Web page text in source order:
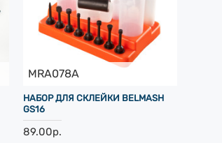
MRA078A
НАБОР ДЛЯ СКЛЕЙКИ BELMASH
GS16
89.00р.